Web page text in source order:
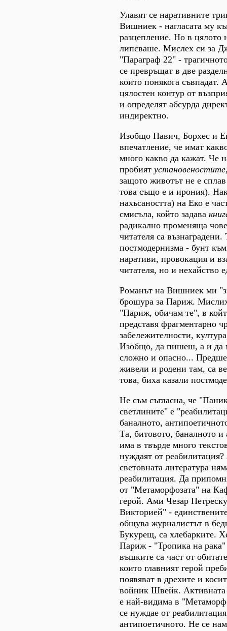
Улавят се наративните
Вишниек - нагласата му
разцепление. Но в
липсваше. Мислех си за
"Параграф 22" -
се превръщат в две
които понякога съвпадат.
цялостен контур от
и определят абсурда
индиректно.
Изобщо Павич, Борхес и
впечатление, че имат
много какво да кажат. Че
пробият установеностите
защото животът не е
това също е и ирония).
нахъсаността) на Еко е
смисъла, който задава
радикално променяща
читателя са
постмодернизма - бунт
наративи, провокация и
читателя, но и нехайство
Романът на Вишниек ми
брошура за Париж.
"Париж, обичам те", в
представя фрагментарно
забележителности,
Изобщо, да пишеш, а и да
сложно и опасно...
живели и родени там, са
това, биха казали
Не съм съгласна, че
светлините" е
баналното,
Та, битовото, баналното и
има в твърде много
нуждаят от реабилитация?
световната литература
реабилитация. Да
от "Метаморфозата" на
герой. Ами Чезар
Викторией" -
общува журналистът в
Букурещ, са хлебарките.
Париж - "Тропика на рака"
въшките са част от
които главният герой
появяват в дрехите и
войник Швейк. Активната
е най-видима в
се нуждае от
антипоетичното. Не се